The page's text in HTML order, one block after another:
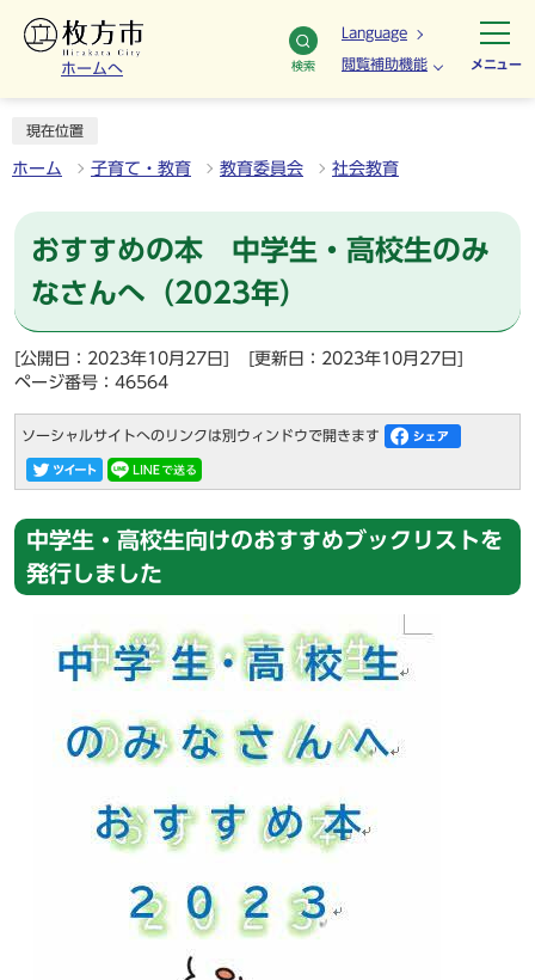
ホームへ 検索
Language
閲覧補助機能 メニュー
現在位置
ホーム 子育て・教育 教育委員会 社会教育
おすすめの本 中学生・高校生のみ
なさんへ（2023年）
[公開日：2023年10月27日]
[更新日：2023年10月27日]
ページ番号：46564
ソーシャルサイトへのリンクは別ウィンドウで開きます
中学生・高校生向けのおすすめブックリストを
発行しました